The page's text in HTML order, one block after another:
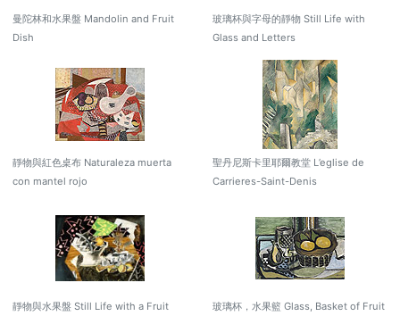
曼陀林和水果盤 Mandolin and Fruit
Dish
玻璃杯與字母的靜物 Still Life with
Glass and Letters
靜物與紅色桌布 Naturaleza muerta
con mantel rojo
聖丹尼斯卡里耶爾教堂 L’eglise de
Carrieres-Saint-Denis
靜物與水果盤 Still Life with a Fruit
玻璃杯，水果籃 Glass, Basket of Fruit